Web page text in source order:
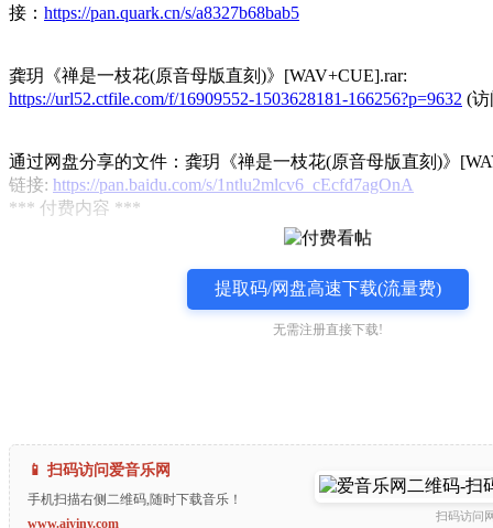
接： https://pan.quark.cn/s/a8327b68bab5
龚玥《禅是一枝花(原音母版直刻)》[WAV+CUE].rar:
https://url52.ctfile.com/f/16909552-1503628181-166256?p=9632 (访
通过网盘分享的文件：龚玥《禅是一枝花(原音母版直刻)》
链接: https://pan.baidu.com/s/1ntlu2mlcv6_cEcfd7agOnA
*** 付费内容 ***
提取码/网盘高速下载(流量费)
无需注册直接下载!
📱 扫码访问爱音乐网
手机扫描右侧二维码,随时下载音乐！
www.aiyiny.com
扫码访问